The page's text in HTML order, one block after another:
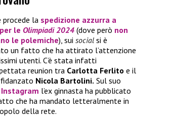
procede la spedizione azzurra a
le Olimpiadi 2024 (dove però non
le polemiche), sui social si è
un fatto che ha attirato l’attenzione
utenti. C’è stata infatti
reunion tra Carlotta Ferlito e il
Nicola Bartolini. Sul suo
Instagram l’ex ginnasta ha pubblicato
che ha mandato letteralmente in
della rete.